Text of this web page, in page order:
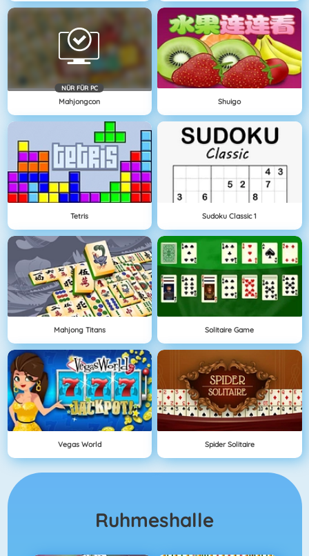
NÜR FÜR PC
Mahjongcon Shuigo
Tetris Sudoku Classic 1
Mahjong Titans Solitaire Game
Vegas World Spider Solitaire
Ruhmeshalle